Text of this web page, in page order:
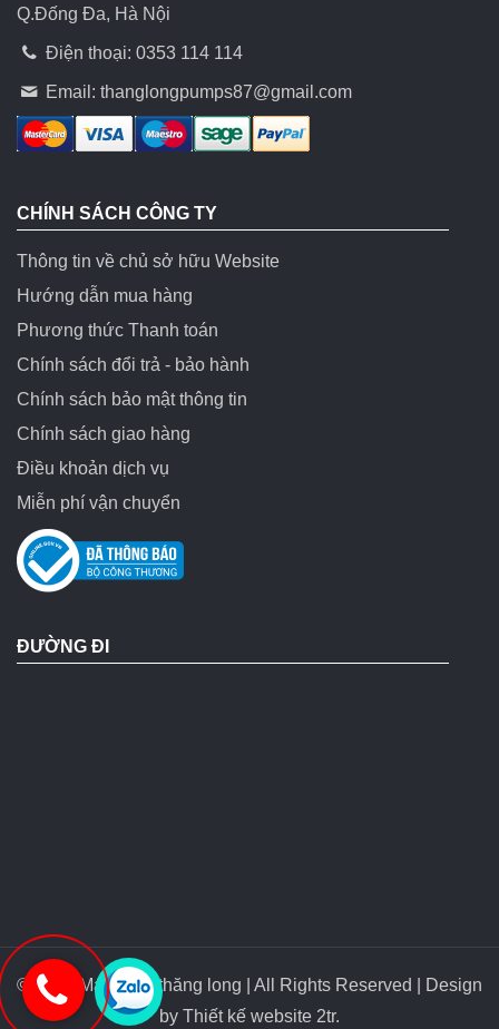
Q.Đống Đa, Hà Nội
Điện thoại: 0353 114 114
Email:thanglongpumps87@gmail.com
CHÍNH SÁCH CÔNG TY
Thông tin về chủ sở hữu Website
Hướng dẫn mua hàng
Phương thức Thanh toán
Chính sách đổi trả - bảo hành
Chính sách bảo mật thông tin
Chính sách giao hàng
Điều khoản dịch vụ
Miễn phí vận chuyển
ĐƯỜNG ĐI
© 2018 Máy bơm thăng long | All Rights Reserved | Design
by Thiết kế website 2tr.